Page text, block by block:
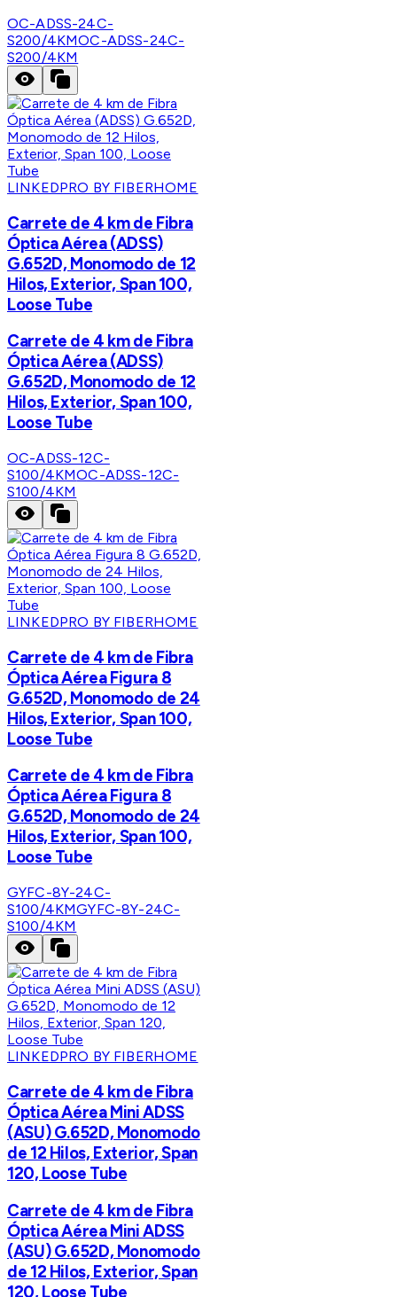
OC-ADSS-24C-
S200/4KMOC-ADSS-24C-
S200/4KM
LINKEDPRO BY FIBERHOME
Carrete de 4 km de Fibra
Óptica Aérea (ADSS)
G.652D, Monomodo de 12
Hilos, Exterior, Span 100,
Loose Tube
Carrete de 4 km de Fibra
Óptica Aérea (ADSS)
G.652D, Monomodo de 12
Hilos, Exterior, Span 100,
Loose Tube
OC-ADSS-12C-
S100/4KMOC-ADSS-12C-
S100/4KM
LINKEDPRO BY FIBERHOME
Carrete de 4 km de Fibra
Óptica Aérea Figura 8
G.652D, Monomodo de 24
Hilos, Exterior, Span 100,
Loose Tube
Carrete de 4 km de Fibra
Óptica Aérea Figura 8
G.652D, Monomodo de 24
Hilos, Exterior, Span 100,
Loose Tube
GYFC-8Y-24C-
S100/4KMGYFC-8Y-24C-
S100/4KM
LINKEDPRO BY FIBERHOME
Carrete de 4 km de Fibra
Óptica Aérea Mini ADSS
(ASU) G.652D, Monomodo
de 12 Hilos, Exterior, Span
120, Loose Tube
Carrete de 4 km de Fibra
Óptica Aérea Mini ADSS
(ASU) G.652D, Monomodo
de 12 Hilos, Exterior, Span
120, Loose Tube